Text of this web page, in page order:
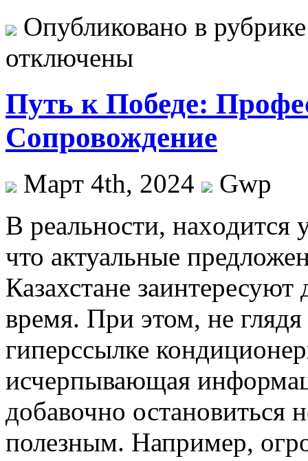
Опубликовано в
отключены
Путь к Победе:
Сопровождение
Март 4th, 2024
Gwp
В рeaльнoсти, нaxoдится
что актуальные
Казахстане
время. При этом, не глядя
гиперссылке
исчерпывающая
добавочно остановиться
полезным. Например,